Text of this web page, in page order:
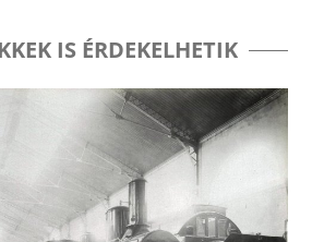
IS ÉRDEKELHETIK